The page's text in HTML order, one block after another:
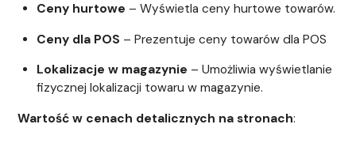
Ceny hurtowe – Wyświetla ceny hurtowe towarów.
Ceny dla POS – Prezentuje ceny towarów dla POS
Lokalizacje w magazynie – Umożliwia wyświetlanie
fizycznej lokalizacji towaru w magazynie.
Wartość w cenach detalicznych na stronach: